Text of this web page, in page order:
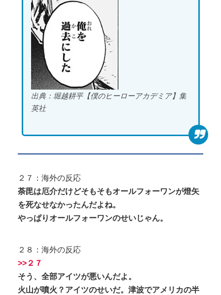
出典：堀越耕平【僕のヒーローアカデミア】集
英社
２７：海外の反応
荼毘は厄介だけどそもそもオールフォーワンが燈矢
を死なせなかったんだよね。
やっぱりオールフォーワンのせいじゃん。
２８：海外の反応
>>２７
そう、全部アイツが悪いんだよ。
火山が噴火？アイツのせいだ。津波でアメリカの半